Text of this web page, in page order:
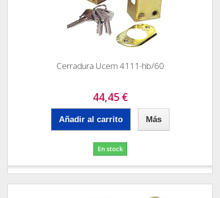
Cerradura Ucem 4111-hb/60
44,45 €
Añadir al carrito Más
En stock